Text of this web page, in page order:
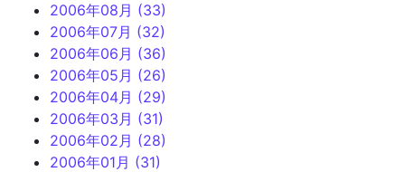
2006年08月 (33)
2006年07月 (32)
2006年06月 (36)
2006年05月 (26)
2006年04月 (29)
2006年03月 (31)
2006年02月 (28)
2006年01月 (31)